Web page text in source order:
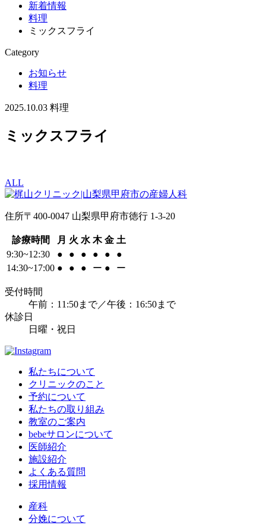
新着情報
料理
ミックスフライ
Category
お知らせ
料理
2025.10.03 料理
ミックスフライ
ALL
住所〒400-0047 山梨県甲府市徳行 1-3-20
診療時間 月 火 水 木 金 土
9:30~12:30
● ● ● ● ●
●
14:30~17:00 ● ● ● ー ● ー
受付時間
午前：11:50まで／午後：16:50まで
休診日
日曜・祝日
私たちについて
クリニックのこと
予約について
私たちの取り組み
教室のご案内
bebeサロンについて
医師紹介
施設紹介
よくある質問
採用情報
産科
分娩について